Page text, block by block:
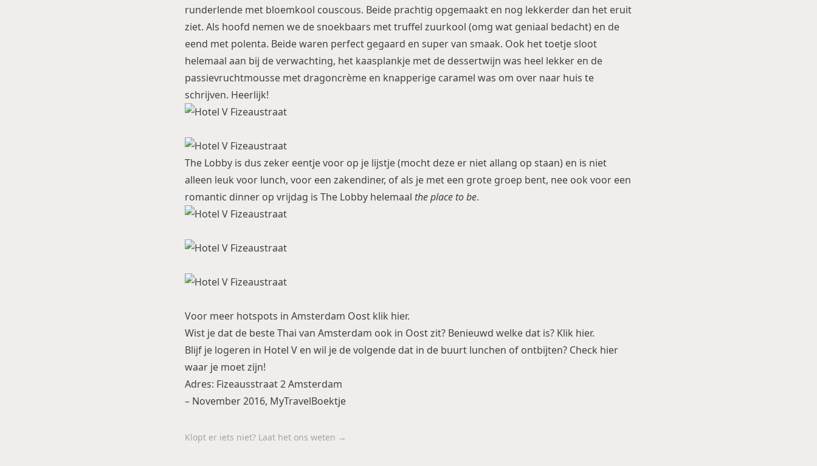
runderlende met bloemkool couscous. Beide prachtig opgemaakt en nog lekkerder dan het eruit
ziet. Als hoofd nemen we de snoekbaars met truffel zuurkool (omg wat geniaal bedacht) en de
eend met polenta. Beide waren perfect gegaard en super van smaak. Ook het toetje sloot
helemaal aan bij de verwachting, het kaasplankje met de dessertwijn was heel lekker en de
passievruchtmousse met dragoncrème en knapperige caramel was om over naar huis te
schrijven. Heerlijk!
The Lobby is dus zeker eentje voor op je lijstje (mocht deze er niet allang op staan) en is niet
alleen leuk voor lunch, voor een zakendiner, of als je met een grote groep bent, nee ook voor een
romantic dinner op vrijdag is The Lobby helemaal the place to be.
Voor meer hotspots in Amsterdam Oost klik hier.
Wist je dat de beste Thai van Amsterdam ook in Oost zit? Benieuwd welke dat is? Klik hier.
Blijf je logeren in Hotel V en wil je de volgende dat in de buurt lunchen of ontbijten? Check hier
waar je moet zijn!
Adres: Fizeausstraat 2 Amsterdam
– November 2016, MyTravelBoektje
Klopt er iets niet? Laat het ons weten →